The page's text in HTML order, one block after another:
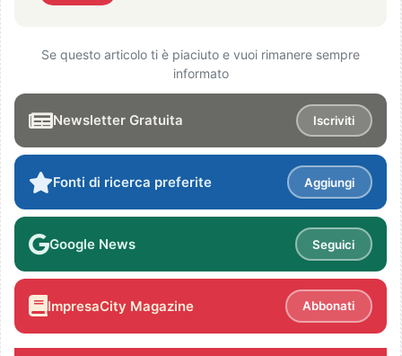
Se questo articolo ti è piaciuto e vuoi rimanere sempre
informato
Newsletter Gratuita Iscriviti
Fonti di ricerca preferite Aggiungi
Google News Seguici
ImpresaCity Magazine Abbonati